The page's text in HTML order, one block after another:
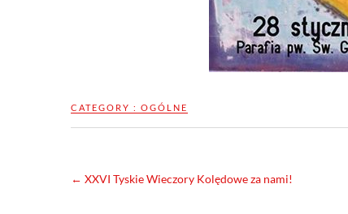
CATEGORY : OGÓLNE
← XXVI Tyskie Wieczory Kolędowe za nami!